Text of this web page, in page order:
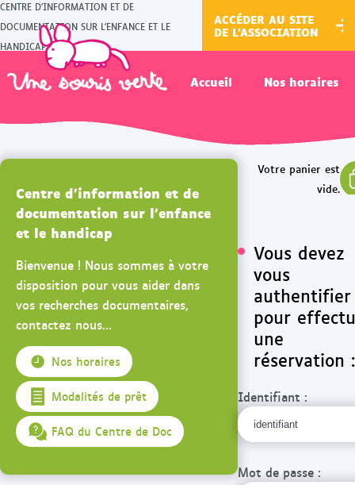
CENTRE D'INFORMATION ET DE
DOCUMENTATION SUR L'ENFANCE ET LE
HANDICAP
ACCÉDER AU SITE
DE L'ASSOCIATION
Accueil Nos horaires
Vous devez
vous
authentifier
pour
une
réservation :
Identifiant :
Mot de passe :
Centre d'information et de
documentation sur l'enfance
et le handicap
Bienvenue ! Nous sommes à votre
disposition pour vous aider dans
vos recherches documentaires,
contactez nous...
Nos horaires
Modalités de prêt
FAQ du Centre de Doc